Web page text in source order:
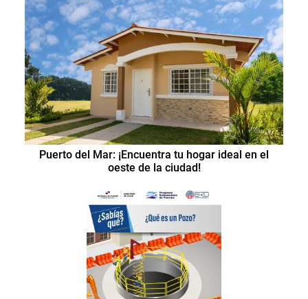
Puerto del Mar: ¡Encuentra tu hogar ideal en el
oeste de la ciudad!